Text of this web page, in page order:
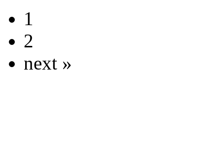
1
2
next »